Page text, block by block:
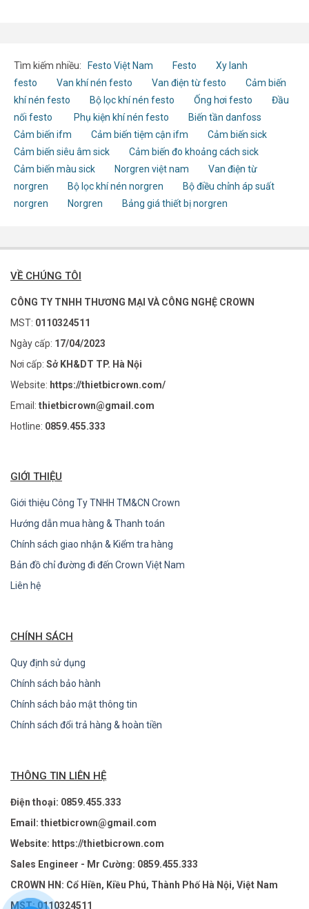
Tìm kiếm nhiều: Festo Việt Nam Festo
Xy lanh
festo
Van khí nén festo Van điện từ festo
Cảm biến
khí nén festo
Bộ lọc khí nén festo Ống hơi festo
Đầu
nối festo
Phụ kiện khí nén festo
Biến tần danfoss
Cảm biến ifm
Cảm biến tiệm cận ifm
Cảm biến sick
Cảm biến siêu âm sick
Cảm biến đo khoảng cách sick
Cảm biến màu sick
Norgren việt nam
Van điện từ
norgren
Bộ lọc khí nén norgren
Bộ điều chỉnh áp suất
norgren
Norgren Bảng giá thiết bị norgren
VỀ CHÚNG TÔI
CÔNG TY TNHH THƯƠNG MẠI VÀ CÔNG NGHỆ CROWN
MST: 0110324511
Ngày cấp: 17/04/2023
Nơi cấp: Sở KH&DT TP. Hà Nội
Website: https://thietbicrown.com/
Email: thietbicrown@gmail.com
Hotline: 0859.455.333
GIỚI THIỆU
Giới thiệu Công Ty TNHH TM&CN Crown
Hướng dẫn mua hàng & Thanh toán
Chính sách giao nhận & Kiểm tra hàng
Bản đồ chỉ đường đi đến Crown Việt Nam
Liên hệ
CHÍNH SÁCH
Quy định sử dụng
Chính sách bảo hành
Chính sách bảo mật thông tin
Chính sách đổi trả hàng & hoàn tiền
THÔNG TIN LIÊN HỆ
Điện thoại: 0859.455.333
Email: thietbicrown@gmail.com
Website: https://thietbicrown.com
Sales Engineer - Mr Cường: 0859.455.333
CROWN HN: Cổ Hiền, Kiều Phú, Thành Phố Hà Nội, Việt Nam
MST: 0110324511